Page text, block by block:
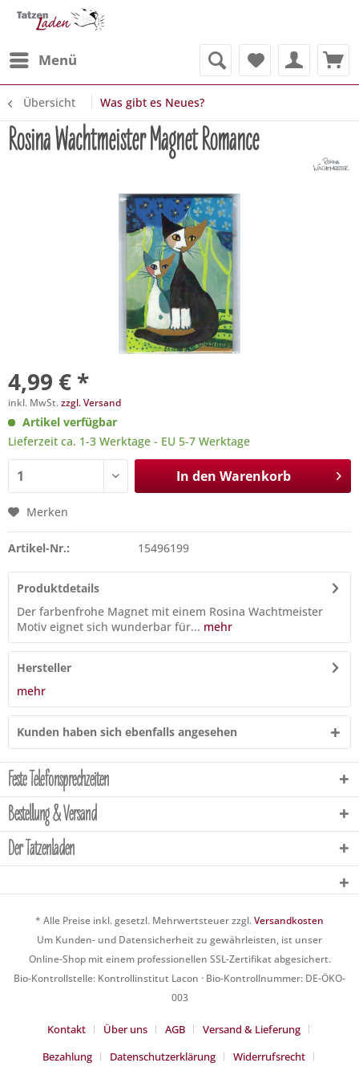
Menü
Übersicht Was gibt es Neues?
Rosina Wachtmeister Magnet Romance
4,99 € *
inkl. MwSt.zzgl. Versand
Artikel verfügbar
Lieferzeit ca. 1-3 Werktage - EU 5-7 Werktage
In den Warenkorb
Merken
Artikel-Nr.: 15496199
Produktdetails
Der farbenfrohe Magnet mit einem Rosina Wachtmeister
Motiv eignet sich wunderbar für... mehr
Hersteller
mehr
Kunden haben sich ebenfalls angesehen
Feste Telefonsprechzeiten
Bestellung & Versand
Der Tatzenladen
* Alle Preise inkl. gesetzl. Mehrwertsteuer zzgl.Versandkosten
Um Kunden- und Datensicherheit zu gewährleisten, ist unser
Online-Shop mit einem professionellen SSL-Zertifikat abgesichert.
Bio-Kontrollstelle: Kontrollinstitut Lacon · Bio-Kontrollnummer: DE-ÖKO-
003
Kontakt Über uns AGB
Versand & Lieferung
Bezahlung
Datenschutzerklärung
Widerrufsrecht